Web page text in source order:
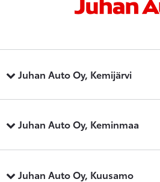
Juhan Auto Oy, Kemijärvi
Juhan Auto Oy, Keminmaa
Juhan Auto Oy, Kuusamo